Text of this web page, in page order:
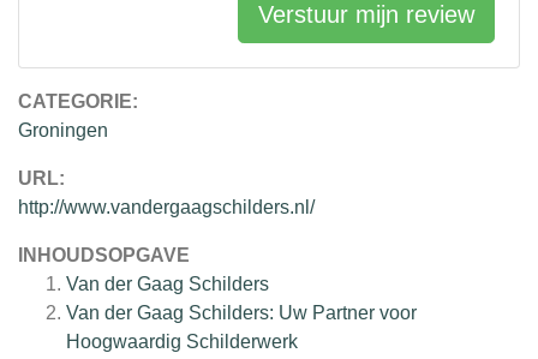
CATEGORIE:
Groningen
URL:
http://www.vandergaagschilders.nl/
INHOUDSOPGAVE
Van der Gaag Schilders
Van der Gaag Schilders: Uw Partner voor
Hoogwaardig Schilderwerk
Verstuur mijn review